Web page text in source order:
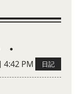
4:42 PM 日記